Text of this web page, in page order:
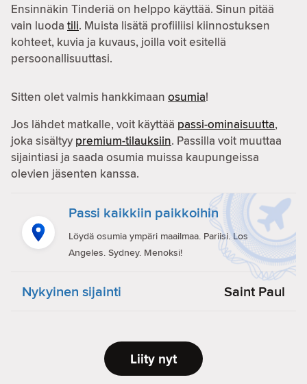
Ensinnäkin Tinderiä on helppo käyttää. Sinun pitää
vain luoda tili. Muista lisätä profiiliisi kiinnostuksen
kohteet, kuvia ja kuvaus, joilla voit esitellä
persoonallisuuttasi.
Sitten olet valmis hankkimaan osumia!
Jos lähdet matkalle, voit käyttää passi-ominaisuutta,
joka sisältyypremium-tilauksiin. Passilla voit muuttaa
sijaintiasi ja saada osumia muissa kaupungeissa
olevien jäsenten kanssa.
Passi kaikkiin paikkoihin
Löydä osumia ympäri maailmaa. Pariisi. Los
Angeles. Sydney. Menoksi!
Nykyinen sijainti Saint Paul
Liity nyt